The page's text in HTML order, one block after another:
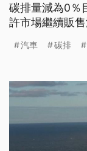
碳排量減為0％
許市場繼續販
消費者有權選
汽車 碳排